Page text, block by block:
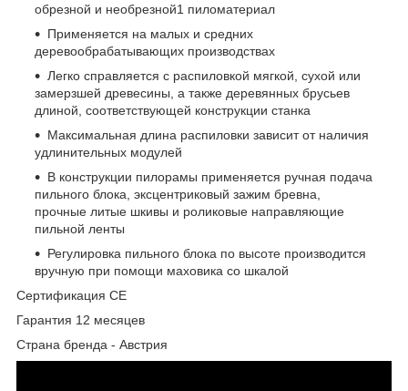
обрезной и необрезной1 пиломатериал
Применяется на малых и средних
деревообрабатывающих производствах
Легко справляется с распиловкой мягкой, сухой или
замерзшей древесины, а также деревянных брусьев
длиной, соответствующей конструкции станка
Максимальная длина распиловки зависит от наличия
удлинительных модулей
В конструкции пилорамы применяется ручная подача
пильного блока, эксцентриковый зажим бревна,
прочные литые шкивы и роликовые направляющие
пильной ленты
Регулировка пильного блока по высоте производится
вручную при помощи маховика со шкалой
Сертификация CE
Гарантия 12 месяцев
Страна бренда - Австрия